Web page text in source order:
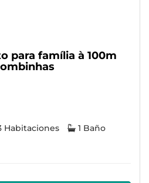
para família à 100m
Habitaciones
1 Baño